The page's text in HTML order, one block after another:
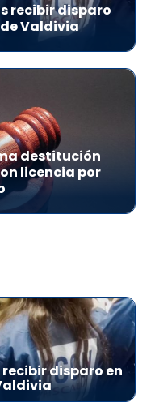
recibir disparo
Valdivia
destitución
licencia por
disparo en